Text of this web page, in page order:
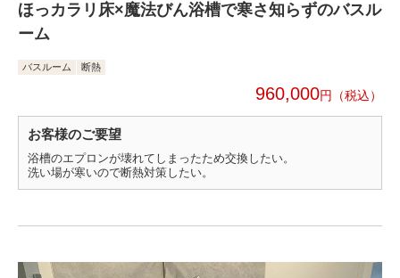
ほっカラリ床×魔法びん浴槽で寒さ知らずのバスル
ーム
バスルーム 断熱
960,000円
お客様のご要望
浴槽のエプロンが壊れてしまったため交換したい。
洗い場が寒いので断熱対策したい。